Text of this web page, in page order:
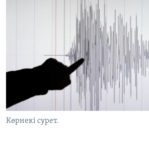
АРНАЙЫ ЖОБАЛАР
ЖАЗЫЛЫҢЫЗ
Басқа тілдерде
Көрнекі сурет.